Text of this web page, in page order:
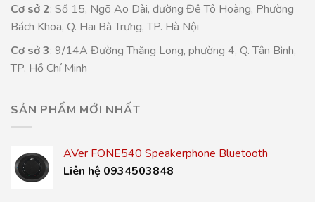
Cơ sở 2: Số 15, Ngõ Ao Dài, đường Đê Tô Hoàng, Phường
Bách Khoa, Q. Hai Bà Trưng, TP. Hà Nội
Cơ sở 3: 9/14A Đường Thăng Long, phường 4, Q. Tân Bình,
TP. Hồ Chí Minh
SẢN PHẨM MỚI NHẤT
AVer FONE540 Speakerphone Bluetooth
Liên hệ 0934503848